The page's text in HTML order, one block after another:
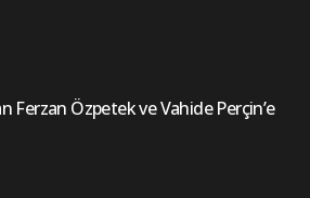
Ferzan Özpetek ve Vahide Perçin’e